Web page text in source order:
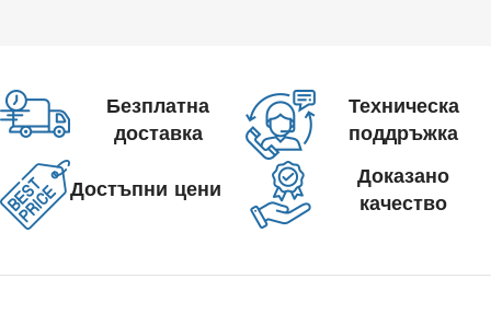
Безплатна
доставка
Техническа
поддръжка
Достъпни цени
Доказано
качество